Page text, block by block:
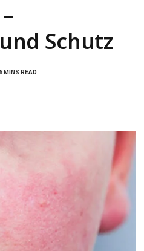
Schutz
MINS READ